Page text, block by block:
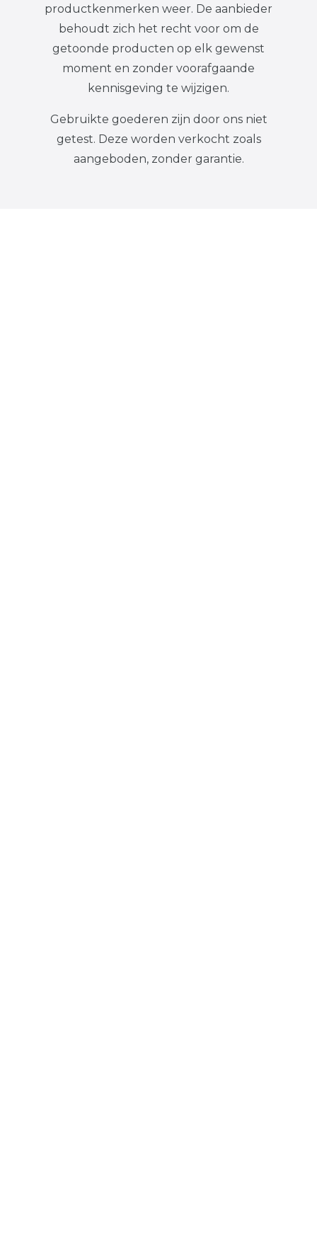
productkenmerken weer. De aanbieder
behoudt zich het recht voor om de
getoonde producten op elk gewenst
moment en zonder voorafgaande
kennisgeving te wijzigen.
Gebruikte goederen zijn door ons niet
getest. Deze worden verkocht zoals
aangeboden, zonder garantie.